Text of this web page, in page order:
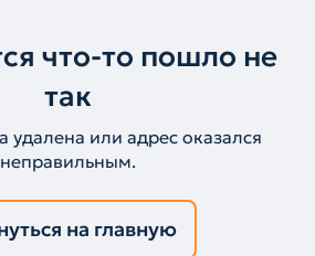
что-то пошло не
так
удалена или адрес оказался
неправильным.
на главную